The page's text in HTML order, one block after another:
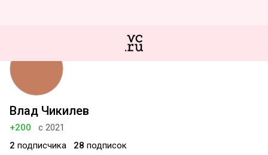
Влад Чикилев
+200
с 2021
2 подписчика 28 подписок